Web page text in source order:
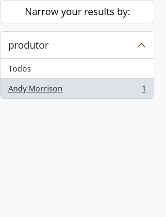
Skip to main content
Narrow your results by:
produtor
Todos
Andy Morrison
, 1 resultados 1